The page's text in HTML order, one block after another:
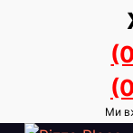
й
Ми